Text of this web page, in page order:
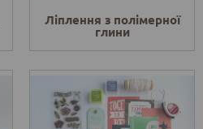
Ліплення з полімерної
глини